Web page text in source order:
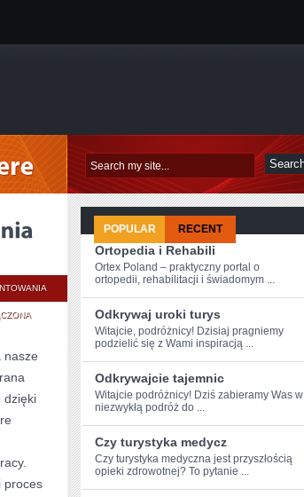
WSKAZANE
OSOBY,
KTÓRE
MAJĄ
JAKIEŚ
SCHORZENIA
FIZYCZNE
nasze
dzięki
proces
POPULAR RECENT
Ortopedia i Rehabili
Ortex Poland – praktyczny portal o
ortopedii, rehabilitacji i świadomym ...
Odkrywaj uroki turys
Witajcie, ⁣podróżnicy! Dzisiaj pragniemy
podzielić się z Wami inspiracją⁢ ...
Odkrywajcie tajemnic
Witajcie podróżnicy!⁢ Dziś ⁤zabieramy ⁢Was‍ w
niezwykłą podróż do ...
Czy turystyka medycz
Czy turystyka medyczna jest przyszłością
opieki zdrowotnej?⁣ To pytanie ...